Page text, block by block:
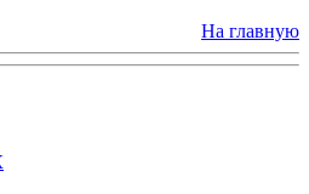
На главную